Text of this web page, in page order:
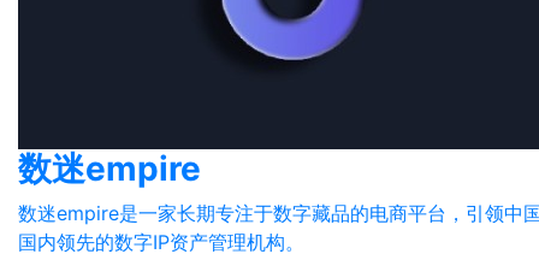
数迷empire
数迷empire是一家长期专注于数字藏品的电商平台，引领中
国内领先的数字IP资产管理机构。